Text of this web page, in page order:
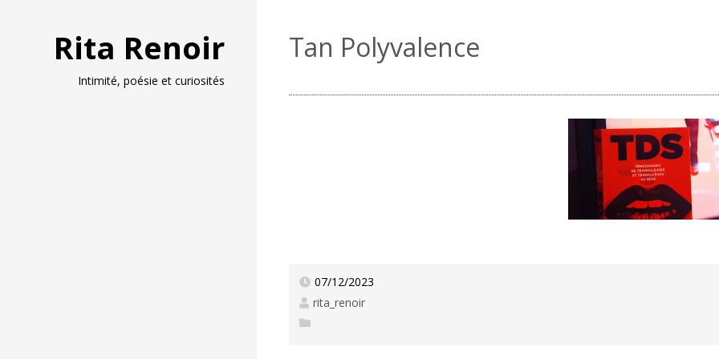
Rita Renoir
Intimité, poésie et curiosités
Tan Polyvalence
07/12/2023
rita_renoir